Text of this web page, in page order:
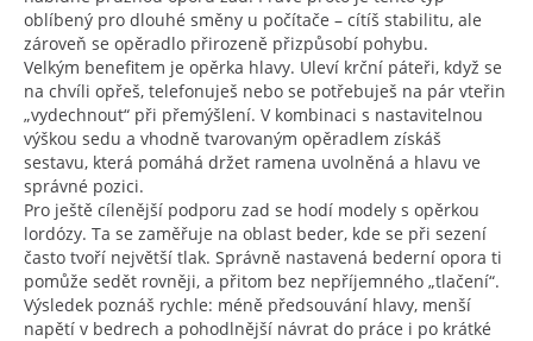
oblíbený pro dlouhé směny u počítače – cítíš stabilitu, ale
zároveň se opěradlo přirozeně přizpůsobí pohybu.
Velkým benefitem je opěrka hlavy. Uleví krční páteři, když se
na chvíli opřeš, telefonuješ nebo se potřebuješ na pár vteřin
„vydechnout“ při přemýšlení. V kombinaci s nastavitelnou
výškou sedu a vhodně tvarovaným opěradlem získáš
sestavu, která pomáhá držet ramena uvolněná a hlavu ve
správné pozici.
Pro ještě cílenější podporu zad se hodí modely s opěrkou
lordózy. Ta se zaměřuje na oblast beder, kde se při sezení
často tvoří největší tlak. Správně nastavená bederní opora ti
pomůže sedět rovněji, a přitom bez nepříjemného „tlačení“.
Výsledek poznáš rychle: méně předsouvání hlavy, menší
napětí v bedrech a pohodlnější návrat do práce i po krátké